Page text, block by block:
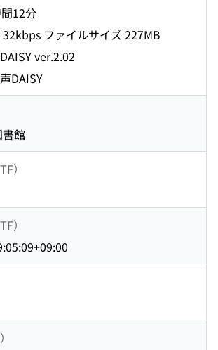
12分
ファイルサイズ 227MB
ver.2.02
DAISY
館
）
）